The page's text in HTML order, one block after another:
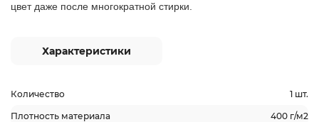
цвет даже после многократной стирки.
Характеристики
Количество 1 шт.
Плотность материала 400 г/м2